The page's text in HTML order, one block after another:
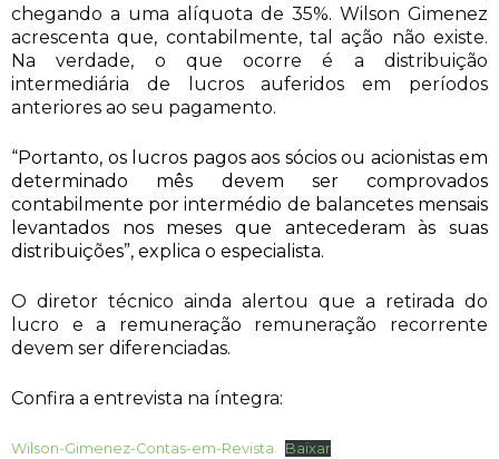
chegando a uma alíquota de 35%. Wilson Gimenez
acrescenta que, contabilmente, tal ação não existe.
Na verdade, o que ocorre é a distribuição
intermediária de lucros auferidos em períodos
anteriores ao seu pagamento.
“Portanto, os lucros pagos aos sócios ou acionistas em
determinado mês devem ser comprovados
contabilmente por intermédio de balancetes mensais
levantados nos meses que antecederam às suas
distribuições”, explica o especialista.
O diretor técnico ainda alertou que a retirada do
lucro e a remuneração remuneração recorrente
devem ser diferenciadas.
Confira a entrevista na íntegra:
Wilson-Gimenez-Contas-em-Revista Baixar